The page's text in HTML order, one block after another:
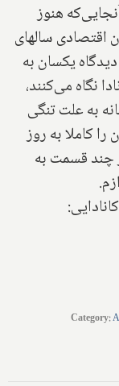
هنوز
اقتصادی سالهای
دیدگاه یکسان به
نگاه می‌کنند،
به علت تنگی
کاملا به روز
چند قسمت به
Category: